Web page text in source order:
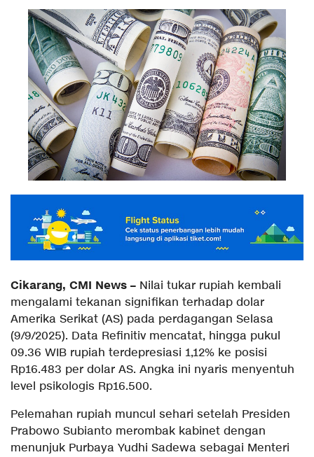
Cikarang, CMI News – Nilai tukar rupiah kembali
mengalami tekanan signifikan terhadap dolar
Amerika Serikat (AS) pada perdagangan Selasa
(9/9/2025). Data Refinitiv mencatat, hingga pukul
09.36 WIB rupiah terdepresiasi 1,12% ke posisi
Rp16.483 per dolar AS. Angka ini nyaris menyentuh
level psikologis Rp16.500.
Pelemahan rupiah muncul sehari setelah Presiden
Prabowo Subianto merombak kabinet dengan
menunjuk Purbaya Yudhi Sadewa sebagai Menteri